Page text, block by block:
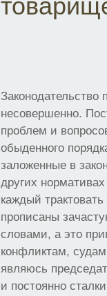
Законодательство
несовершенно.
проблем и
обыденного
заложенные в
других
каждый
прописаны
словами, а это
конфликтам,
являюсь
и постоянно